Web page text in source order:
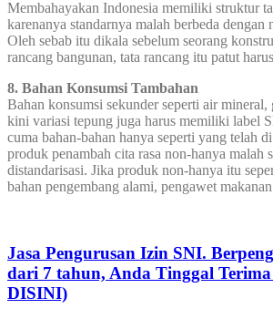
Membahayakan Indonesia memiliki struktur
karenanya standarnya malah berbeda dengan
Oleh sebab itu dikala sebelum seorang
rancang bangunan, tata rancang itu patut
8. Bahan Konsumsi Tambahan
Bahan konsumsi sekunder seperti air
kini variasi tepung juga harus memiliki label
cuma bahan-bahan hanya seperti yang telah
produk penambah cita rasa non-hanya malah
distandarisasi. Jika produk non-hanya itu
bahan pengembang alami, pengawet
Jasa Pengurusan Izin SNI.
dari 7 tahun, Anda Tinggal
DISINI)